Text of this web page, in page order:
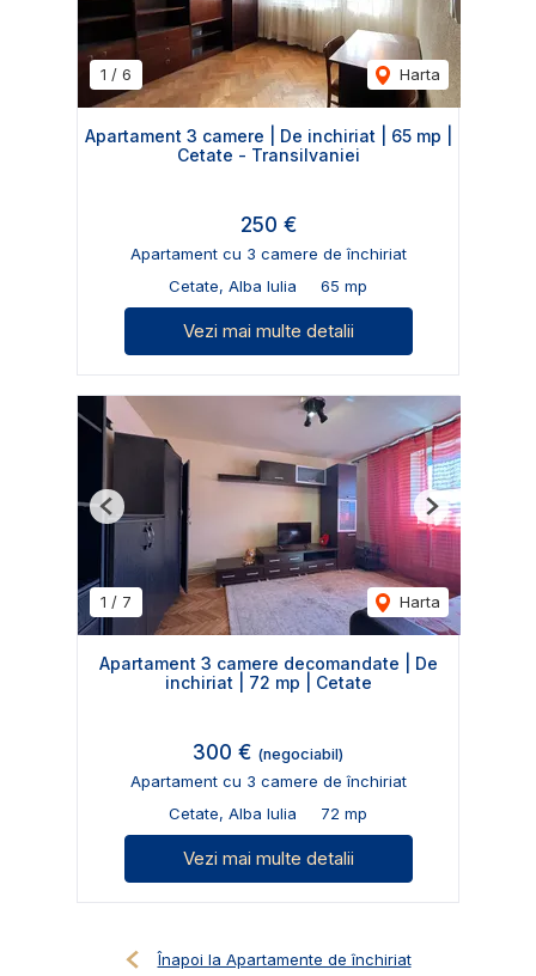
1 / 6 Harta
Apartament 3 camere | De inchiriat | 65 mp |
Cetate - Transilvaniei
250 €
Apartament cu 3 camere de închiriat
Cetate, Alba Iulia
65 mp
Vezi mai multe detalii
1 / 7 Harta
Previous Next
Apartament 3 camere decomandate | De
inchiriat | 72 mp | Cetate
300 € (negociabil)
Apartament cu 3 camere de închiriat
Cetate, Alba Iulia
72 mp
Vezi mai multe detalii
Înapoi la Apartamente de închiriat